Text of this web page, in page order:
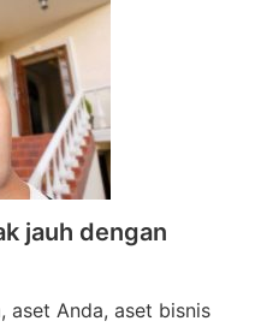
jauh dengan
aset Anda, aset bisnis